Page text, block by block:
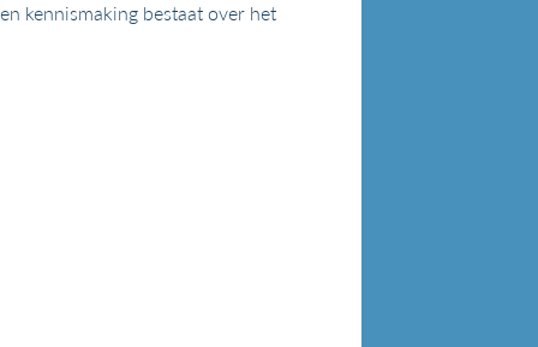
kennismaking bestaat over het